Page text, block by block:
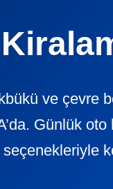
ve çevre
Günlük oto